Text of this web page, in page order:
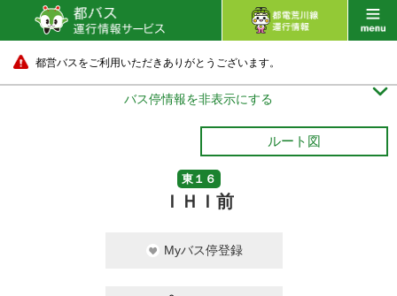
都営バスをご利用いただきありがとうございます。
バス停情報を非表示にする 
ルート図
東１６
ＩＨＩ前
Myバス停登録